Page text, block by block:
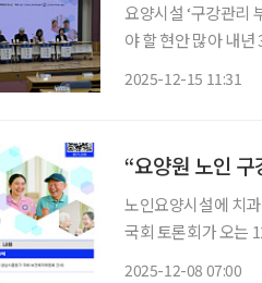
요양시설 ‘구강관리
야 할 현안 많아 내년 3월 ‘의료·요양 등 지역 돌봄의 통합지원’이 본격화되는 시점을 앞두고,
2025-12-15 11:31
“요양원 노인
노인요양시설에 치
국회 토론회가 오는
2025-12-08 07:00